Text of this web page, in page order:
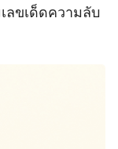
ลขเด็ดความลับ